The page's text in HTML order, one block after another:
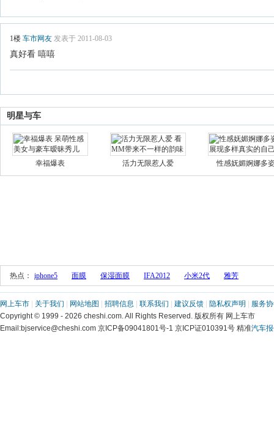
明星与车
幸福爆表 活力无限惹人爱 性感妩媚婀娜多
热点： iphone5 面膜 保湿面膜 IFA2012 小米2代 雅芳
网上车市 关于我们 网站地图 招聘信息 联系我们 建议反馈 隐私权声明
服务
Copyright © 1999 - 2026 cheshi.com. All Rights Reserved. 版权所有 网上车市
Email:bjservice@cheshi.com 京ICP备09041801号-1 京ICP证010391号 精准汽车